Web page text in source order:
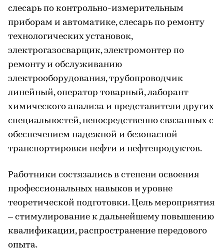
слесарь по контрольно-измерительным
приборам и автоматике, слесарь по ремонту
технологических установок,
электрогазосварщик, электромонтер по
ремонту и обслуживанию
электрооборудования, трубопроводчик
линейный, оператор товарный, лаборант
химического анализа и представители других
специальностей, непосредственно связанных с
обеспечением надежной и безопасной
транспортировки нефти и нефтепродуктов.
Работники состязались в степени освоения
профессиональных навыков и уровне
теоретической подготовки. Цель мероприятия
– стимулирование к дальнейшему повышению
квалификации, распространение передового
опыта.